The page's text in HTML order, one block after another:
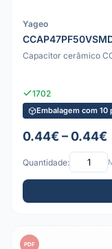
Yageo
Capacitor cerâmico
1702
Embalagem com 10
0.44€ – 0.44€
Quantidade:
PDF